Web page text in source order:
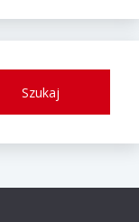
Szukaj